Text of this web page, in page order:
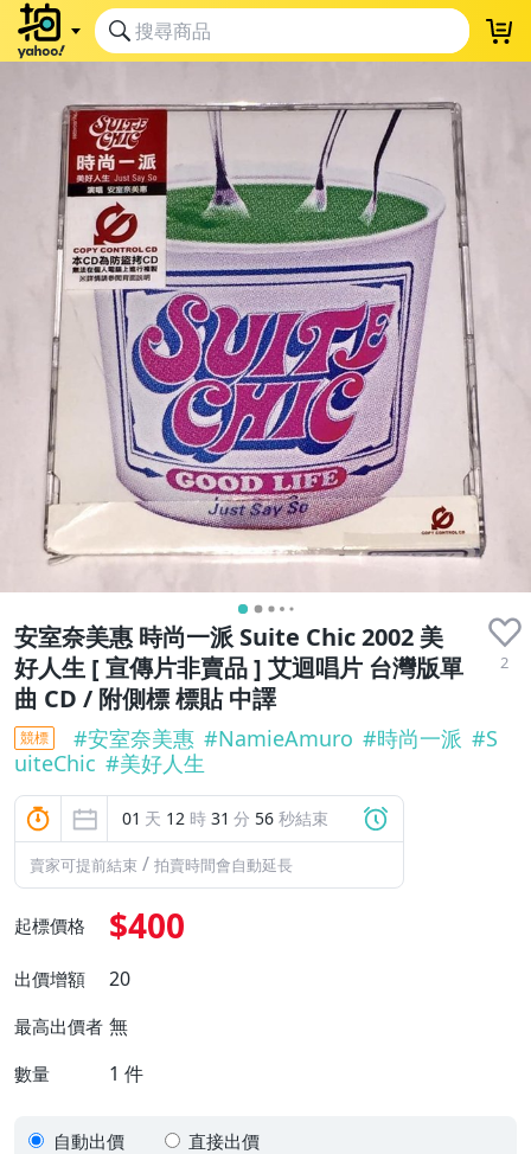
安室奈美惠 時尚一派 Suite Chic 2002 美
好人生 [ 宣傳片非賣品 ] 艾迴唱片 台灣版單
曲 CD / 附側標 標貼 中譯
2
競標 #安室奈美惠 #NamieAmuro #時尚一派 #S
uiteChic #美好人生
01 天 12 時 31 分 54 秒結束
賣家可提前結束 / 拍賣時間會自動延長
起標價格 $400
出價增額 20
最高出價者 無
數量 1 件
自動出價 直接出價